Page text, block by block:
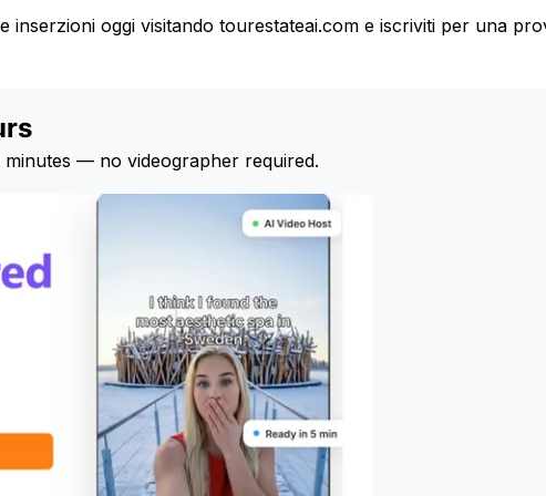
oggi visitando tourestateai.com e iscriviti per una
— no videographer required.